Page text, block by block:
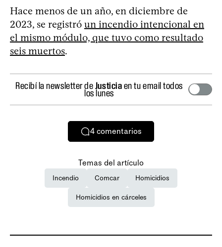
Hace menos de un año, en diciembre de
2023, se registró un incendio intencional en
el mismo módulo, que tuvo como resultado
seis muertos.
Recibí la newsletter deJusticiaen tu email todos
los lunes
4 comentarios
Temas del artículo
Incendio Comcar Homicidios
Homicidios en cárceles